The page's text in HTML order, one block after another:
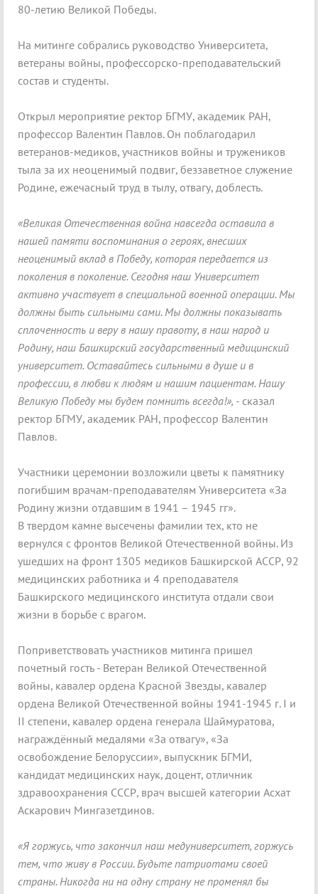
80-летию Великой Победы.
На митинге собрались руководство Университета,
ветераны войны, профессорско-преподавательский
состав и студенты.
Открыл мероприятие ректор БГМУ, академик РАН,
профессор Валентин Павлов. Он поблагодарил
ветеранов-медиков, участников войны и тружеников
тыла за их неоценимый подвиг, беззаветное служение
Родине, ежечасный труд в тылу, отвагу, доблесть.
«Великая Отечественная война навсегда оставила в
нашей памяти воспоминания о героях, внесших
неоценимый вклад в Победу, которая передается из
поколения в поколение. Сегодня наш Университет
активно участвует в специальной военной операции. Мы
должны быть сильными сами. Мы должны показывать
сплоченность и веру в нашу правоту, в наш народ и
Родину, наш Башкирский государственный медицинский
университет. Оставайтесь сильными в душе и в
профессии, в любви к людям и нашим пациентам. Нашу
Великую Победу мы будем помнить всегда!», - сказал
ректор БГМУ, академик РАН, профессор Валентин
Павлов.
Участники церемонии возложили цветы к памятнику
погибшим врачам-преподавателям Университета «За
Родину жизни отдавшим в 1941 – 1945 гг».
В твердом камне высечены фамилии тех, кто не
вернулся с фронтов Великой Отечественной войны. Из
ушедших на фронт 1305 медиков Башкирской АССР, 92
медицинских работника и 4 преподавателя
Башкирского медицинского института отдали свои
жизни в борьбе с врагом.
Поприветствовать участников митинга пришел
почетный гость - Ветеран Великой Отечественной
войны, кавалер ордена Красной Звезды, кавалер
ордена Великой Отечественной войны 1941-1945 г. I и
II степени, кавалер ордена генерала Шаймуратова,
награждённый медалями «За отвагу», «За
освобождение Белоруссии», выпускник БГМИ,
кандидат медицинских наук, доцент, отличник
здравоохранения СССР, врач высшей категории Асхат
Аскарович Мингазетдинов.
«Я горжусь, что закончил наш медуниверситет, горжусь
тем, что живу в России. Будьте патриотами своей
страны. Никогда ни на одну страну не променял бы